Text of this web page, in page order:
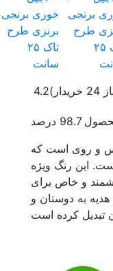
4.2
درصد
مس و روی است که
این رنگ ویژه
و خاص برای
هدیه به دوستان و